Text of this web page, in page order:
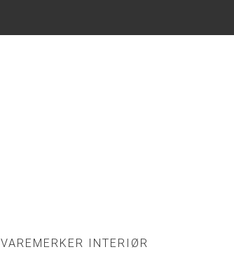
VAREMERKER INTERIØR